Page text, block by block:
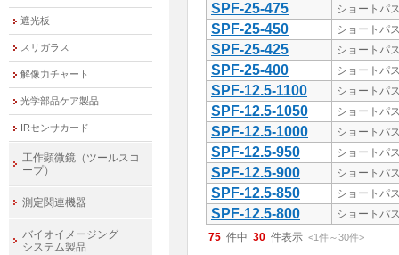
SPF-25-475 ショートパ
SPF-25-450 ショートパ
SPF-25-425 ショートパ
SPF-25-400 ショートパ
SPF-12.5-1100 ショートパ
SPF-12.5-1050 ショートパ
SPF-12.5-1000 ショートパ
SPF-12.5-950 ショートパ
SPF-12.5-900 ショートパ
SPF-12.5-850 ショートパ
SPF-12.5-800
ショートパ
75 件中 30 件表示 <1件～30件>
遮光板
スリガラス
解像力チャート
光学部品ケア製品
IRセンサカード
工作顕微鏡（ツールスコ
ープ）
測定関連機器
バイオイメージング
システム製品